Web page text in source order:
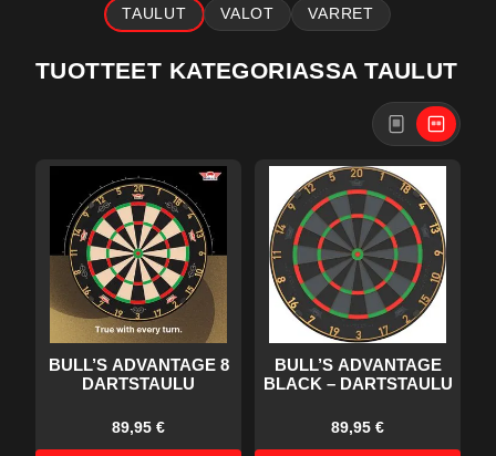
TAULUT
VALOT VARRET
TUOTTEET KATEGORIASSATAULUT
BULL’S ADVANTAGE 8
DARTSTAULU
89,95 €
BULL’S ADVANTAGE
BLACK – DARTSTAULU
89,95 €